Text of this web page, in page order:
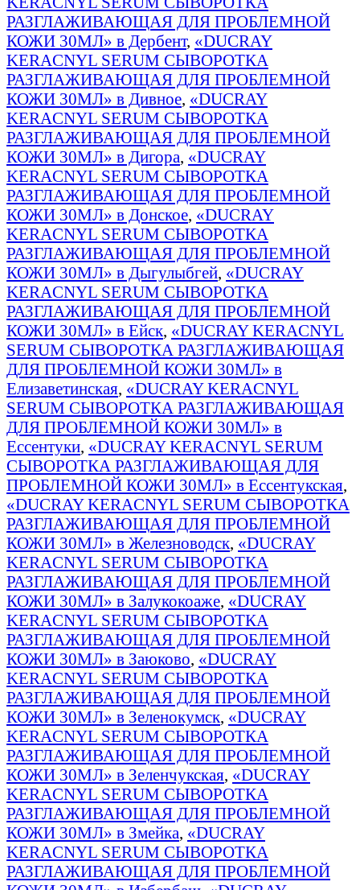
РАЗГЛАЖИВАЮЩАЯ ДЛЯ ПРОБЛЕМНОЙ
КОЖИ 30МЛ» в Дербент, «DUCRAY
KERACNYL SERUM СЫВОРОТКА
РАЗГЛАЖИВАЮЩАЯ ДЛЯ ПРОБЛЕМНОЙ
КОЖИ 30МЛ» в Дивное, «DUCRAY
KERACNYL SERUM СЫВОРОТКА
РАЗГЛАЖИВАЮЩАЯ ДЛЯ ПРОБЛЕМНОЙ
КОЖИ 30МЛ» в Дигора, «DUCRAY
KERACNYL SERUM СЫВОРОТКА
РАЗГЛАЖИВАЮЩАЯ ДЛЯ ПРОБЛЕМНОЙ
КОЖИ 30МЛ» в Донское, «DUCRAY
KERACNYL SERUM СЫВОРОТКА
РАЗГЛАЖИВАЮЩАЯ ДЛЯ ПРОБЛЕМНОЙ
КОЖИ 30МЛ» в Дыгулыбгей, «DUCRAY
KERACNYL SERUM СЫВОРОТКА
РАЗГЛАЖИВАЮЩАЯ ДЛЯ ПРОБЛЕМНОЙ
КОЖИ 30МЛ» в Ейск, «DUCRAY KERACNYL
SERUM СЫВОРОТКА РАЗГЛАЖИВАЮЩАЯ
ДЛЯ ПРОБЛЕМНОЙ КОЖИ 30МЛ» в
Елизаветинская, «DUCRAY KERACNYL
SERUM СЫВОРОТКА РАЗГЛАЖИВАЮЩАЯ
ДЛЯ ПРОБЛЕМНОЙ КОЖИ 30МЛ» в
Ессентуки, «DUCRAY KERACNYL SERUM
СЫВОРОТКА РАЗГЛАЖИВАЮЩАЯ ДЛЯ
ПРОБЛЕМНОЙ КОЖИ 30МЛ» в Ессентукская,
«DUCRAY KERACNYL SERUM СЫВОРОТКА
РАЗГЛАЖИВАЮЩАЯ ДЛЯ ПРОБЛЕМНОЙ
КОЖИ 30МЛ» в Железноводск, «DUCRAY
KERACNYL SERUM СЫВОРОТКА
РАЗГЛАЖИВАЮЩАЯ ДЛЯ ПРОБЛЕМНОЙ
КОЖИ 30МЛ» в Залукокоаже, «DUCRAY
KERACNYL SERUM СЫВОРОТКА
РАЗГЛАЖИВАЮЩАЯ ДЛЯ ПРОБЛЕМНОЙ
КОЖИ 30МЛ» в Заюково, «DUCRAY
KERACNYL SERUM СЫВОРОТКА
РАЗГЛАЖИВАЮЩАЯ ДЛЯ ПРОБЛЕМНОЙ
КОЖИ 30МЛ» в Зеленокумск, «DUCRAY
KERACNYL SERUM СЫВОРОТКА
РАЗГЛАЖИВАЮЩАЯ ДЛЯ ПРОБЛЕМНОЙ
КОЖИ 30МЛ» в Зеленчукская, «DUCRAY
KERACNYL SERUM СЫВОРОТКА
РАЗГЛАЖИВАЮЩАЯ ДЛЯ ПРОБЛЕМНОЙ
КОЖИ 30МЛ» в Змейка, «DUCRAY
KERACNYL SERUM СЫВОРОТКА
РАЗГЛАЖИВАЮЩАЯ ДЛЯ ПРОБЛЕМНОЙ